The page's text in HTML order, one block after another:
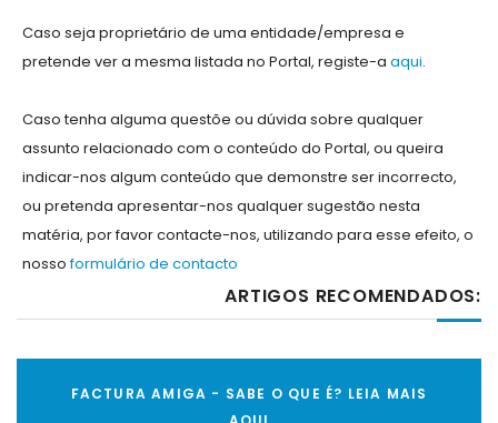
Caso seja proprietário de uma entidade/empresa e
pretende ver a mesma listada no Portal, registe-a aqui.
Caso tenha alguma questõe ou dúvida sobre qualquer
assunto relacionado com o conteúdo do Portal, ou queira
indicar-nos algum conteúdo que demonstre ser incorrecto,
ou pretenda apresentar-nos qualquer sugestão nesta
matéria, por favor contacte-nos, utilizando para esse efeito, o
nossoformulário de contacto
ARTIGOS RECOMENDADOS:
FACTURA AMIGA - SABE O QUE É? LEIA MAIS